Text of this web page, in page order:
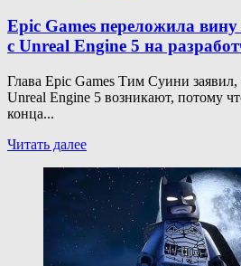
Epic Games переложила
с Unreal Engine 5 на
Глава Epic Games Тим Суини
Unreal Engine 5 возникают, потому
конца...
Читать далееПрочитать
о
Epic
Games
переложила
вину
за проблемы